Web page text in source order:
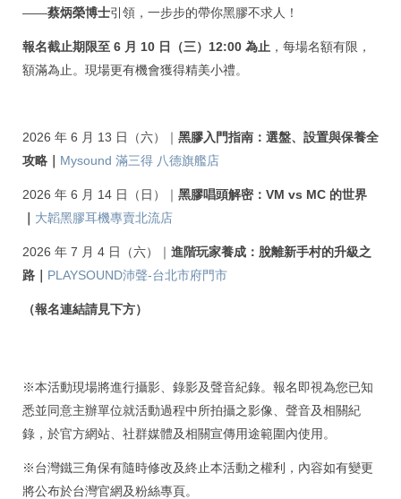
——蔡炳榮博士引領，一步步的帶你黑膠不求人！
報名截止期限至 6 月 10 日（三）12:00 為止 ，每場名額有限，
額滿為止。現場更有機會獲得精美小禮。
2026 年 6 月 13 日（六）｜ 黑膠入門指南：選盤、設置與保養全
攻略｜ Mysound 滿三得 八德旗艦店
2026 年 6 月 14 日（日） ｜ 黑膠唱頭解密：VM vs MC 的世界
大韜黑膠耳機專賣北流店
2026 年 7 月 4 日（六） ｜ 進階玩家養成：脫離新手村的升級之
路｜ PLAYSOUND沛聲-台北市府門市
（報名連結請見下方）
※本活動現場將進行攝影、錄影及聲音紀錄。 報名即視為您已知
悉並同意主辦單位就活動過程中所拍攝之影像、聲音及相關紀
錄，於官方網站、社群媒體及相關宣傳用途範圍內使用。
※台灣鐵三角保有隨時修改及終止本活動之權利，內容如有變更
將公布於台灣官網及粉絲專頁。